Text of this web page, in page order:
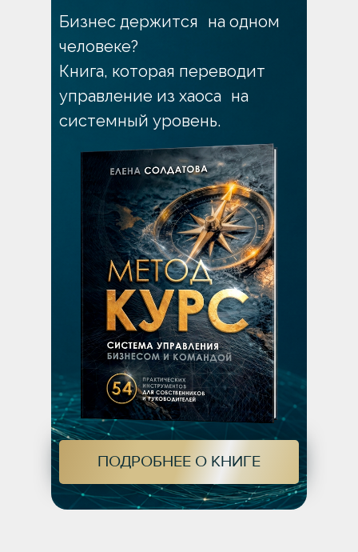
ПОДРОБНЕЕ О КНИГЕ
Бизнес держится на одном
человеке?
Книга, которая переводит
управление из хаоса на
системный уровень.